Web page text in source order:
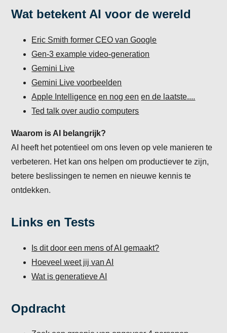
Wat betekent AI voor de wereld
Eric Smith former CEO van Google
Gen-3 example video-generation
Gemini Live
Gemini Live voorbeelden
Apple Intelligence en nog een en de laatste....
Ted talk over audio computers
Waarom is AI belangrijk?
AI heeft het potentieel om ons leven op vele manieren te
verbeteren. Het kan ons helpen om productiever te zijn,
betere beslissingen te nemen en nieuwe kennis te
ontdekken.
Links en Tests
Is dit door een mens of AI gemaakt?
Hoeveel weet jij van AI
Wat is generatieve AI
Opdracht